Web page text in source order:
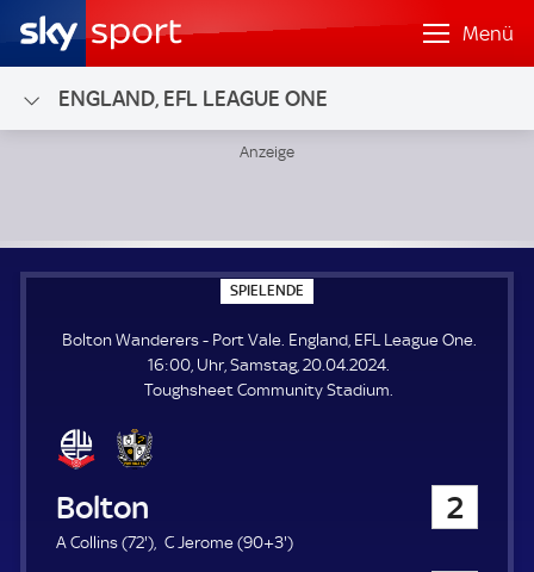
Menü
ENGLAND, EFL LEAGUE ONE
SPIELENDE
P
E
L
E
N
Bolton Wanderers - Port Vale. England, EFL League One.
16:00, Uhr, Samstag, 20.04.2024.
Toughsheet Community Stadium.
Bolton Wanderers 2
A Collins (72'7
) C Jerome (90+3'9
)